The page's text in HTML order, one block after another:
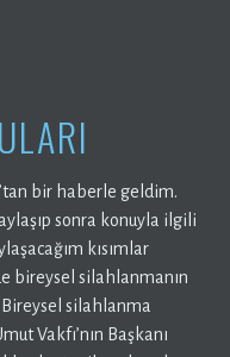
bir haberle geldim.
sonra konuyla ilgili
kısımlar
bireysel silahlanmanın
silahlanma
Vakfı’nın Başkanı